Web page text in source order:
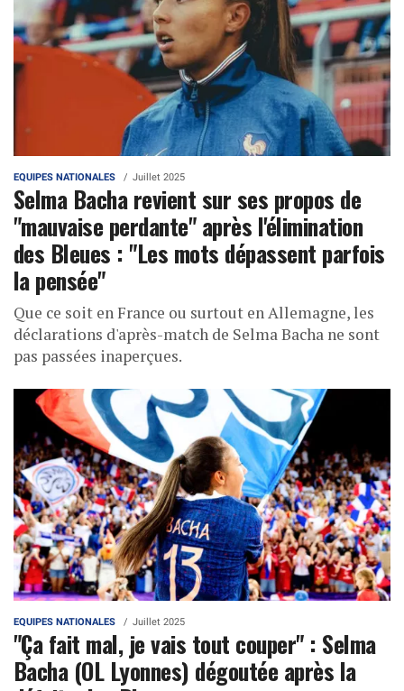
EQUIPES NATIONALES Juillet 2025
Selma Bacha revient sur ses propos de
"mauvaise perdante" après l'élimination
des Bleues : "Les mots dépassent parfois
la pensée"
Que ce soit en France ou surtout en Allemagne, les
déclarations d'après-match de Selma Bacha ne sont
pas passées inaperçues.
EQUIPES NATIONALES Juillet 2025
"Ça fait mal, je vais tout couper" : Selma
Bacha (OL Lyonnes) dégoutée après la